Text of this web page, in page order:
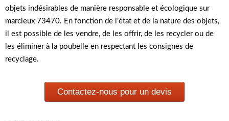
objets indésirables de manière responsable et écologique sur
marcieux 73470. En fonction de l’état et de la nature des objets,
il est possible de les vendre, de les offrir, de les recycler ou de
les éliminer à la poubelle en respectant les consignes de
recyclage.
Contactez-nous pour un devis